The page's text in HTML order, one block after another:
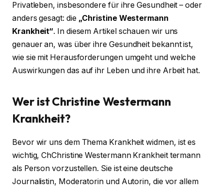
Privatleben, insbesondere für ihre Gesundheit – oder
anders gesagt: die „Christine Westermann
Krankheit“. In diesem Artikel schauen wir uns
genauer an, was über ihre Gesundheit bekannt ist,
wie sie mit Herausforderungen umgeht und welche
Auswirkungen das auf ihr Leben und ihre Arbeit hat.
Wer ist Christine Westermann
Krankheit?
Bevor wir uns dem Thema Krankheit widmen, ist es
wichtig, ChChristine Westermann Krankheit termann
als Person vorzustellen. Sie ist eine deutsche
Journalistin, Moderatorin und Autorin, die vor allem